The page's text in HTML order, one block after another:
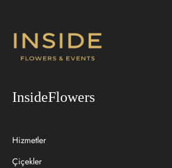
InsideFlowers
Hizmetler
Çiçekler